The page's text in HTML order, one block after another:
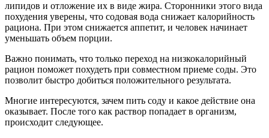
липидов и отложение их в виде жира. Сторонники этого вида
похудения уверены, что содовая вода снижает калорийность
рациона. При этом снижается аппетит, и человек начинает
уменьшать объем порции.
Важно понимать, что только переход на низкокалорийный
рацион поможет похудеть при совместном приеме соды. Это
позволит быстро добиться положительного результата.
Многие интересуются, зачем пить соду и какое действие она
оказывает. После того как раствор попадает в организм,
происходит следующее.